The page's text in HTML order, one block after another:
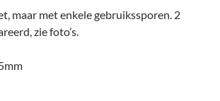
maar met enkele gebruikssporen. 2
zie foto’s.